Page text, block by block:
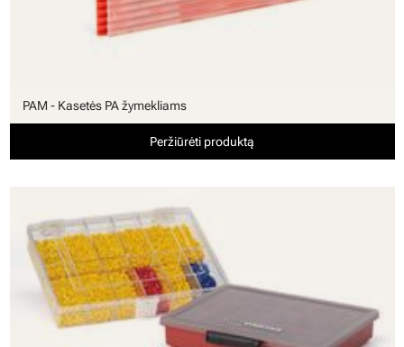
PAM - Kasetės PA žymekliams
Peržiūrėti produktą